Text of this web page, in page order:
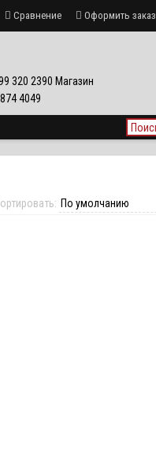
Сравнение Оформить заказ
320 2390 Магазин
4049